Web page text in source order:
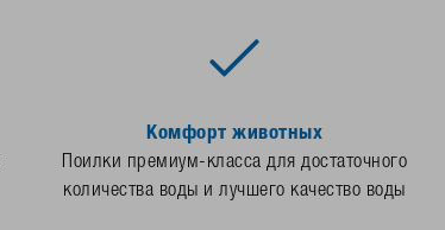
Комфорт животных
Поилки премиум-класса для достаточного
количества воды и лучшего качество воды